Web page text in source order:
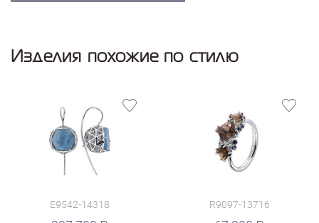
Изделия похожие по стилю
E9542-14318 R9097-13716